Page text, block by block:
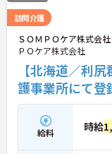
訪問介護
ＳＯＭＰＯケア株式会
ＰＯケア株式会社
【北海道／利
護事業所にて登
給料 時給